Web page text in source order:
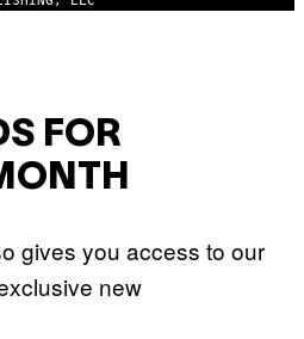
FOR
gives you access to our
new